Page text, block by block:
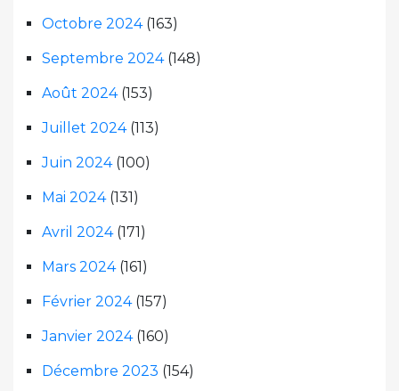
Octobre 2024(163)
Septembre 2024(148)
Août 2024(153)
Juillet 2024(113)
Juin 2024(100)
Mai 2024(131)
Avril 2024(171)
Mars 2024(161)
Février 2024(157)
Janvier 2024(160)
Décembre 2023 (154)